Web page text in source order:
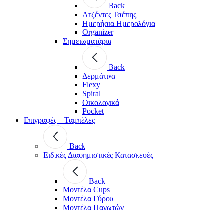
Back
Ατζέντες Τσέπης
Ημερήσια Ημερολόγια
Organizer
Σημειωματάρια
Back
Δερμάτινα
Flexy
Spiral
Οικολογικά
Pocket
Επιγραφές – Ταμπέλες
Back
Ειδικές Διαφημιστικές Κατασκευές
Back
Μοντέλα Cups
Μοντέλα Γύρου
Μοντέλα Παγωτών